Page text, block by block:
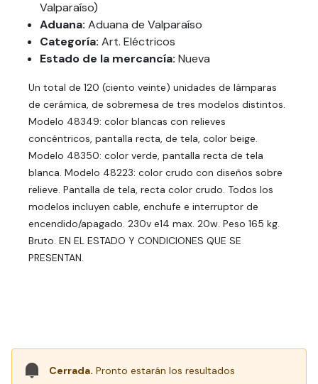
Valparaíso)
Aduana: Aduana de Valparaíso
Categoría: Art. Eléctricos
Estado de la mercancía: Nueva
Un total de 120 (ciento veinte) unidades de lámparas
de cerámica, de sobremesa de tres modelos distintos.
Modelo 48349: color blancas con relieves
concéntricos, pantalla recta, de tela, color beige.
Modelo 48350: color verde, pantalla recta de tela
blanca. Modelo 48223: color crudo con diseños sobre
relieve. Pantalla de tela, recta color crudo. Todos los
modelos incluyen cable, enchufe e interruptor de
encendido/apagado. 230v e14 max. 20w. Peso 165 kg.
Bruto. EN EL ESTADO Y CONDICIONES QUE SE
PRESENTAN.
Cerrada. Pronto estarán los resultados